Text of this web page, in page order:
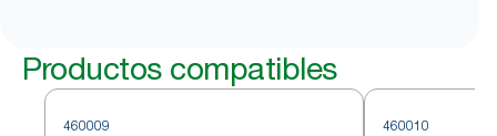
Productos compatibles
460009 460010